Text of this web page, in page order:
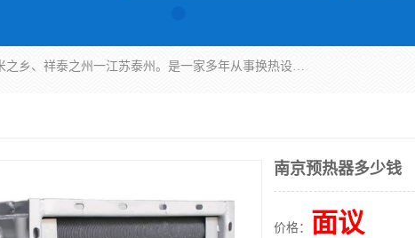
泰州市金锐达换热设备制造有限公司座落于鱼米之乡、祥泰之州一江苏泰州。是一家多年从事换热设备研究、设计、制造、销售、服务于一体的生产企业。
南京预热器多少钱
价格： 面议